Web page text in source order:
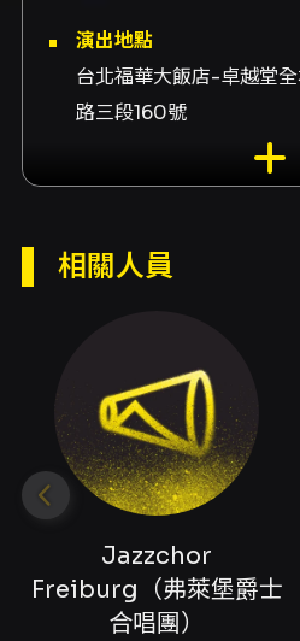
演出地點
台北福華大飯店-卓越堂
路三段160號
監Julian Knörzer、鋼琴
內容簡介
爵醒之聲 — 2026 德國
（Jazzchor Freiburg）
眾帶來一場跨越爵士、流
水準現場體驗。此場演
集與科華文教基金會共
流行人聲系列」，標誌
次正式登上台灣舞台，具
育意義。 Jazzchor
相關人員
Jazzchor
Freiburg（弗萊堡爵士
合唱團）